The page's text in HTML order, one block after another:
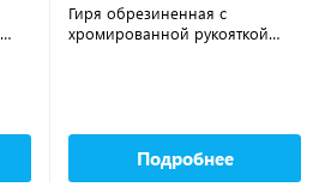
Гиря обрезиненная с
хромированной рукояткой
Подробнее